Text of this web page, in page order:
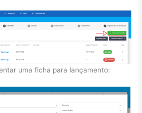
uma ficha para lançamento: